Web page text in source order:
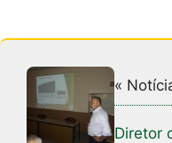
k
«
Diretor